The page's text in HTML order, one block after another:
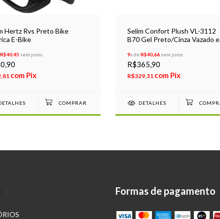
Hertz Rvs Preto Bike
E-Bike
R$40,45 sem juros
com Pix
Selim Confort Plush VL-3112
B70 Gel Preto/Cinza Vazado e
9x deR$40,66 sem juros
R$365,90
R$329,31 com Pix
DETALHES
Formas de pagamento